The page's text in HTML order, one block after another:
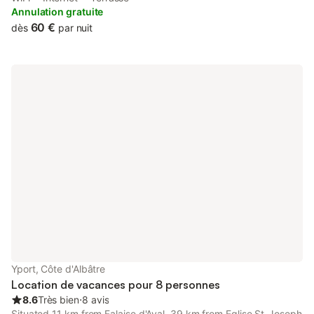
the holiday home for the convenience of those who stay.
Annulation gratuite
dès 60 € par nuit
Yport, Côte d'Albâtre
Location de vacances pour 8 personnes
8.6Très bien⋅8 avis